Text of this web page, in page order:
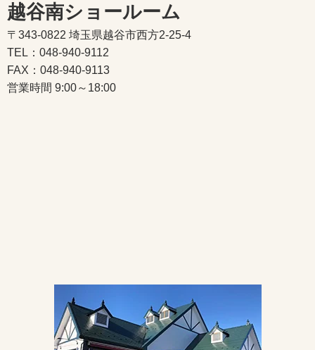
越谷南ショールーム
〒343-0822 埼玉県越谷市西方2-25-4
TEL：048-940-9112
FAX：048-940-9113
営業時間 9:00～18:00